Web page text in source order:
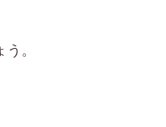
。